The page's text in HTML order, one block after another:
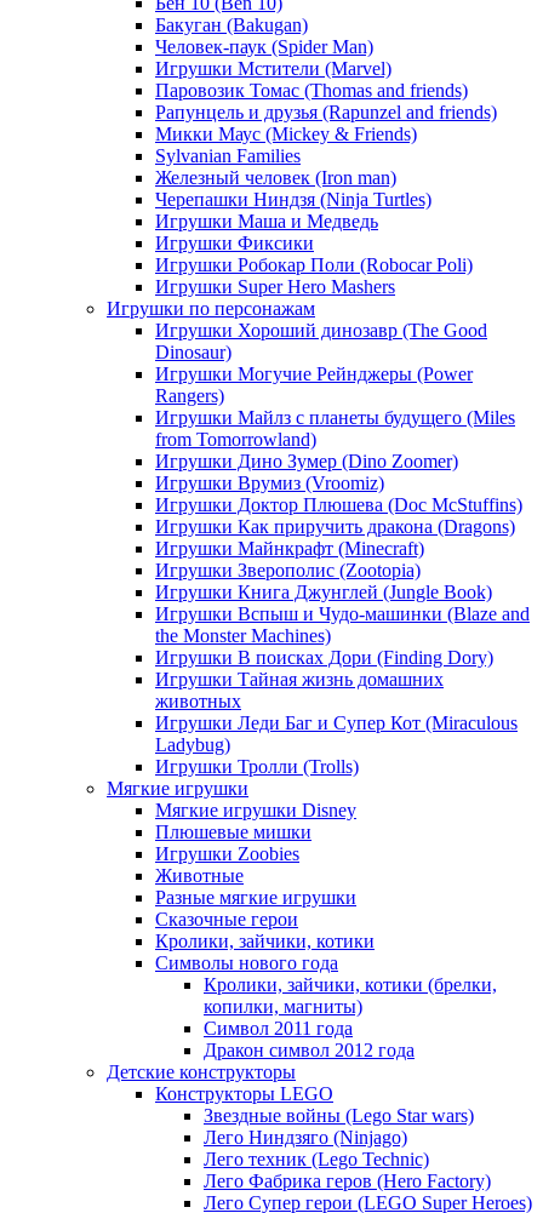
Бакуган (Bakugan)
Человек-паук (Spider Man)
Игрушки Мстители (Marvel)
Паровозик Томас (Thomas and friends)
Рапунцель и друзья (Rapunzel and friends)
Микки Маус (Mickey & Friends)
Sylvanian Families
Железный человек (Iron man)
Черепашки Ниндзя (Ninja Turtles)
Игрушки Маша и Медведь
Игрушки Фиксики
Игрушки Робокар Поли (Robocar Poli)
Игрушки Super Hero Mashers
Игрушки по персонажам
Игрушки Хороший динозавр (The Good
Dinosaur)
Игрушки Могучие Рейнджеры (Power
Rangers)
Игрушки Майлз с планеты будущего (Miles
from Tomorrowland)
Игрушки Дино Зумер (Dino Zoomer)
Игрушки Врумиз (Vroomiz)
Игрушки Доктор Плюшева (Doc McStuffins)
Игрушки Как приручить дракона (Dragons)
Игрушки Майнкрафт (Minecraft)
Игрушки Зверополис (Zootopia)
Игрушки Книга Джунглей (Jungle Book)
Игрушки Вспыш и Чудо-машинки (Blaze and
the Monster Machines)
Игрушки В поисках Дори (Finding Dory)
Игрушки Тайная жизнь домашних
животных
Игрушки Леди Баг и Супер Кот (Miraculous
Ladybug)
Игрушки Тролли (Trolls)
Мягкие игрушки
Мягкие игрушки Disney
Плюшевые мишки
Игрушки Zoobies
Животные
Разные мягкие игрушки
Сказочные герои
Кролики, зайчики, котики
Символы нового года
Кролики, зайчики, котики (брелки,
копилки, магниты)
Cимвол 2011 года
Дракон символ 2012 года
Детские конструкторы
Конструкторы LEGO
Звездные войны (Lego Star wars)
Лего Ниндзяго (Ninjago)
Лего техник (Lego Technic)
Лего Фабрика геров (Hero Factory)
Лего Супер герои (LEGO Super Heroes)